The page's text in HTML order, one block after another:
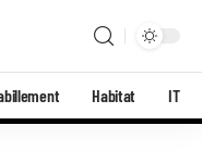
Habitat IT